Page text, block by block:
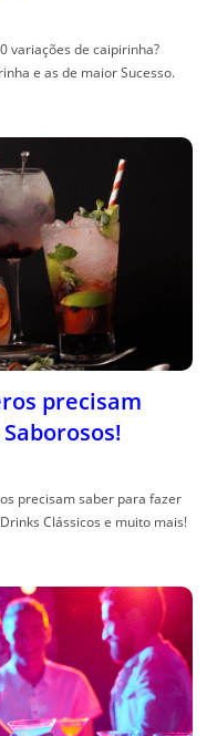
variações de caipirinha?
e as de maior Sucesso.
precisam
precisam saber para fazer
Clássicos e muito mais!